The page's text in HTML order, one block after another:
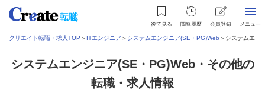
後で見る 閲覧履歴 会員登録 メニュー
クリエイト転職・求人TOP ＞ ITエンジニア ＞ システムエンジニア(SE・PG)Web ＞ システムエン
システムエンジニア(SE・PG)Web・その他の
転職・求人情報